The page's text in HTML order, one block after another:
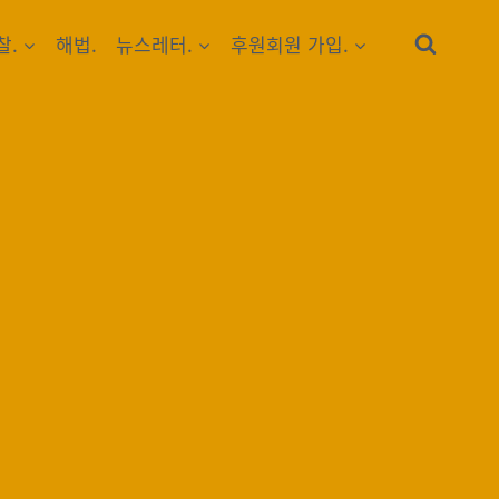
. 해법. 뉴스레터. 후원회원 가입.